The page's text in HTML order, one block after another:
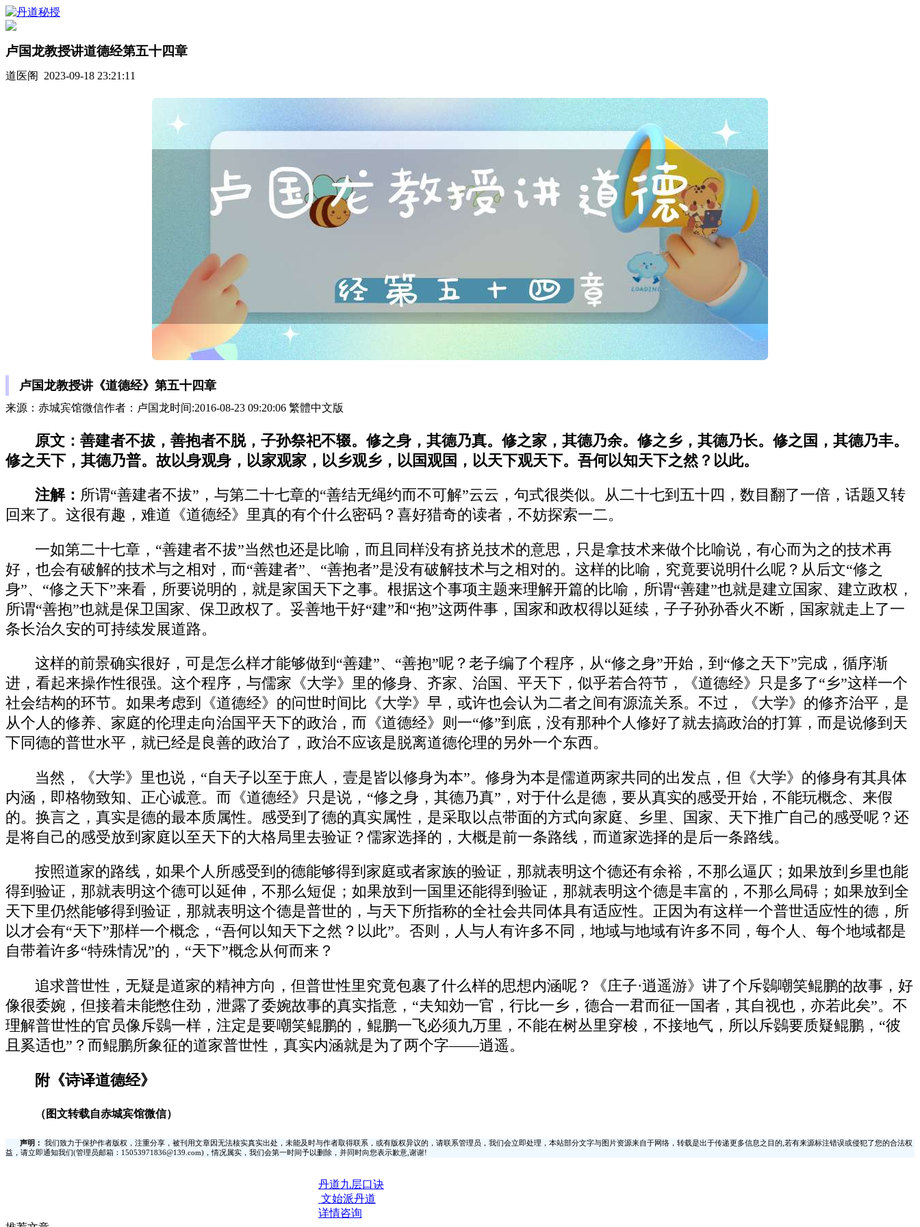
卢国龙教授讲道德经第五十四章
道医阁 2023-09-18 23:21:11
卢国龙教授讲《道德经》第五十四章
来源：赤城宾馆微信作者：卢国龙时间:2016-08-23 09:20:06 繁體中文版
原文：善建者不拔，善抱者不脱，子孙祭祀不辍。修之身，其德乃真。修之家，其德乃余。修之乡，其德乃长。修之国，其德乃丰。
修之天下，其德乃普。故以身观身，以家观家，以乡观乡，以国观国，以天下观天下。吾何以知天下之然？以此。
注解： 所谓“善建者不拔”，与第二十七章的“善结无绳约而不可解”云云，句式很类似。从二十七到五十四，数目翻了一倍，话题又转
回来了。这很有趣，难道《道德经》里真的有个什么密码？喜好猎奇的读者，不妨探索一二。
一如第二十七章，“善建者不拔”当然也还是比喻，而且同样没有挤兑技术的意思，只是拿技术来做个比喻说，有心而为之的技术再
好，也会有破解的技术与之相对，而“善建者”、“善抱者”是没有破解技术与之相对的。这样的比喻，究竟要说明什么呢？从后文“修之
身”、“修之天下”来看，所要说明的，就是家国天下之事。根据这个事项主题来理解开篇的比喻，所谓“善建”也就是建立国家、建立政权，
所谓“善抱”也就是保卫国家、保卫政权了。妥善地干好“建”和“抱”这两件事，国家和政权得以延续，子子孙孙香火不断，国家就走上了一
条长治久安的可持续发展道路。
这样的前景确实很好，可是怎么样才能够做到“善建”、“善抱”呢？老子编了个程序，从“修之身”开始，到“修之天下”完成，循序渐
进，看起来操作性很强。这个程序，与儒家《大学》里的修身、齐家、治国、平天下，似乎若合符节，《道德经》只是多了“乡”这样一个
社会结构的环节。如果考虑到《道德经》的问世时间比《大学》早，或许也会认为二者之间有源流关系。不过，《大学》的修齐治平，是
从个人的修养、家庭的伦理走向治国平天下的政治，而《道德经》则一“修”到底，没有那种个人修好了就去搞政治的打算，而是说修到天
下同德的普世水平，就已经是良善的政治了，政治不应该是脱离道德伦理的另外一个东西。
当然，《大学》里也说，“自天子以至于庶人，壹是皆以修身为本”。修身为本是儒道两家共同的出发点，但《大学》的修身有其具体
内涵，即格物致知、正心诚意。而《道德经》只是说，“修之身，其德乃真”，对于什么是德，要从真实的感受开始，不能玩概念、来假
的。换言之，真实是德的最本质属性。感受到了德的真实属性，是采取以点带面的方式向家庭、乡里、国家、天下推广自己的感受呢？还
是将自己的感受放到家庭以至天下的大格局里去验证？儒家选择的，大概是前一条路线，而道家选择的是后一条路线。
按照道家的路线，如果个人所感受到的德能够得到家庭或者家族的验证，那就表明这个德还有余裕，不那么逼仄；如果放到乡里也能
得到验证，那就表明这个德可以延伸，不那么短促；如果放到一国里还能得到验证，那就表明这个德是丰富的，不那么局碍；如果放到全
天下里仍然能够得到验证，那就表明这个德是普世的，与天下所指称的全社会共同体具有适应性。正因为有这样一个普世适应性的德，所
以才会有“天下”那样一个概念，“吾何以知天下之然？以此”。否则，人与人有许多不同，地域与地域有许多不同，每个人、每个地域都是
自带着许多“特殊情况”的，“天下”概念从何而来？
追求普世性，无疑是道家的精神方向，但普世性里究竟包裹了什么样的思想内涵呢？《庄子·逍遥游》讲了个斥鷃嘲笑鲲鹏的故事，好
像很委婉，但接着未能憋住劲，泄露了委婉故事的真实指意，“夫知効一官，行比一乡，德合一君而征一国者，其自视也，亦若此矣”。不
理解普世性的官员像斥鷃一样，注定是要嘲笑鲲鹏的，鲲鹏一飞必须九万里，不能在树丛里穿梭，不接地气，所以斥鷃要质疑鲲鹏，“彼
且奚适也”？而鲲鹏所象征的道家普世性，真实内涵就是为了两个字——逍遥。
附《诗译道德经》
（图文转载自赤城宾馆微信）
声明：
我们致力于保护作者版权，注重分享，被刊用文章因无法核实真实出处，未能及时与作者取得联系，或有版权异议的，请联系管理员，我们会立即处理，本站部分文字与图片资源来自于网络，转载是出于传递更多信息之目的,若有来源标注错误或侵犯了您的合法权
益，请立即通知我们(管理员邮箱：15053971836@139.com)，情况属实，我们会第一时间予以删除，并同时向您表示歉意,谢谢!
丹道九层口诀
文始派丹道
详情咨询